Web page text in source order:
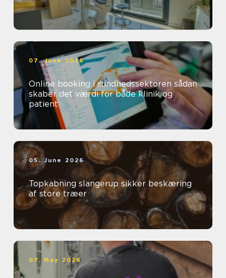
07. June 2026
Online booking i sundhedssektoren sådan
skaber det værdi for både klinik og
patient
05. June 2026
Topkabning slangerup sikker beskæring
af store træer
07. May 2026